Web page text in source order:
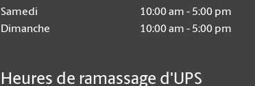
Samedi
10:00 am - 5:00 pm
Dimanche
10:00 am - 5:00 pm
Heures de ramassage d'UPS